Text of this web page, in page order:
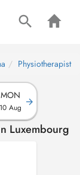
Physiotherapist
MON
10 Aug
Luxembourg